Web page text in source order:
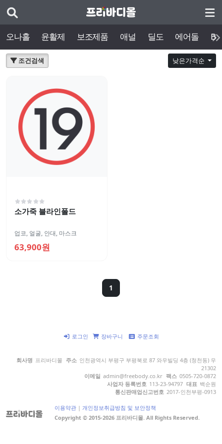
오나홀 윤활제 보조제품 애널 딜도 에어돌
조건검색 낮은가격순
소가죽 블라인폴드
업코, 얼굴, 안대, 마스크
63,900원
1
로그인 장바구니 주문조회
이용약관 | 개인정보취급방침 및 보안정책
Copyright © 2015-2026 프리바디몰. All Rights Reserved.
회사명 프리바디몰 주소 인천광역시 부평구 부평북로 87 와우빌딩 4층 (청천동) 우
21302
이메일 admin@freebody.co.kr 팩스 0505-720-0872
사업자 등록번호 113-23-94797 대표 백순원
통신판매업신고번호 2017-인천부평-0913